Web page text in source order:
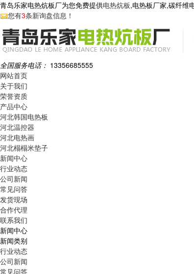
青岛乐家电热炕板厂为您免费提供电热炕板,电热板厂家,碳纤维
您有3条新询盘信息！
全国服务电话： 13356685555
网站首页
关于我们
荣誉资质
产品中心
河北韩国电热板
河北温控器
河北电热画
河北榻榻米垫子
新闻中心
行业动态
公司新闻
常见问答
发货现场
合作代理
联系我们
新闻中心
新闻类别
行业动态
公司新闻
常见问答